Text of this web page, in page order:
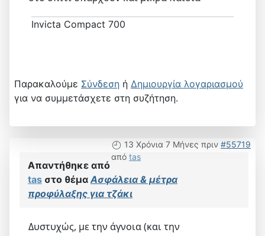
Invicta Compact 700
Παρακαλούμε Σύνδεση ή Δημιουργία λογαριασμού
για να συμμετάσχετε στη συζήτηση.
13 Χρόνια 7 Μήνες πριν #55719
από tas
Απαντήθηκε από
tas στο θέμα Ασφάλεια & μέτρα
προφύλαξης για τζάκι
Δυστυχώς, με την άγνοια (και την